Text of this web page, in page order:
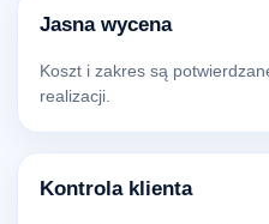
Jasna wycena
Koszt i zakres są
realizacji.
Kontrola klienta